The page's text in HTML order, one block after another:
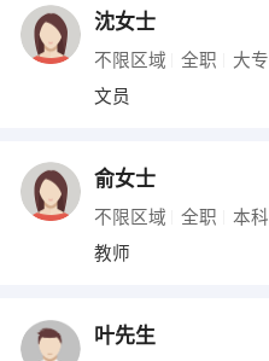
编辑
其他职位
沈女士
不限区域 全职 大专
文员
俞女士
不限区域 全职 本科
教师
叶先生